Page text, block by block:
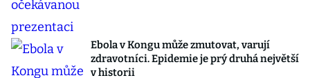
Ebola v Kongu může zmutovat, varují
zdravotníci. Epidemie je prý druhá největší
v historii